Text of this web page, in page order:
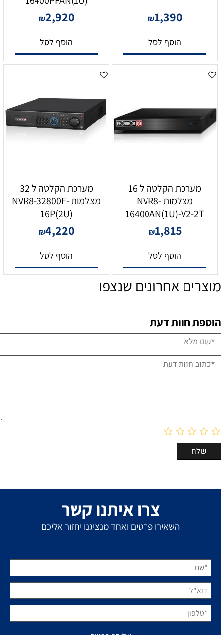
₪1,390
הוסף לסל
₪2,920
הוסף לסל
מערכת הקלטה ל 16
מצלמות NVR8-
16400AN(1U)-V2-2T
₪1,815
הוסף לסל
מערכת הקלטה ל 32
מצלמות NVR8-32800F-
16P(2U)
₪4,220
הוסף לסל
מוצרים אחרונים שנצפו
הוספת חוות דעת
צרו איתנו קשר
השאירו פרטים ואחד מנציגנו יחזור אליכם